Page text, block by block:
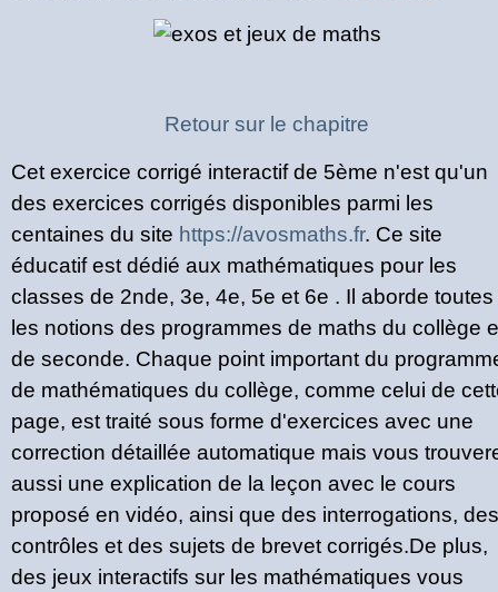
Retour sur le chapitre
Cet exercice corrigé interactif de 5ème n'est qu'un
des exercices corrigés disponibles parmi les
centaines du site https://avosmaths.fr. Ce site
éducatif est dédié aux mathématiques pour les
classes de 2nde, 3e, 4e, 5e et 6e . Il aborde toutes
les notions des programmes de maths du collège
de seconde. Chaque point important du
de mathématiques du collège, comme celui de
page, est traité sous forme d'exercices avec une
correction détaillée automatique mais vous
aussi une explication de la leçon avec le cours
proposé en vidéo, ainsi que des interrogations, des
contrôles et des sujets de brevet corrigés.De plus,
des jeux interactifs sur les mathématiques vous